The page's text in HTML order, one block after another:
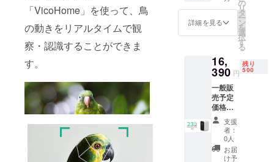
「VicoHome」を使って、鳥
の動きをリアルタイムで観
察・認識することができま
す。
「V3
Cam」
本体 ｘ
1 スタ
充電
ケーブ
ル×1 壁
付用ス
テッ
カー×1
壁付用
くぎ×4
SIMカー
ドリ
リース
詳細を見る
の
リ
タ
ー
ン
を
選
択
す
る
16,
390 円
残り
500
一般販
売予定
価格：
21,385
円（税
込） ※
送料無
料（日
支援
者：
0人
お届
け予